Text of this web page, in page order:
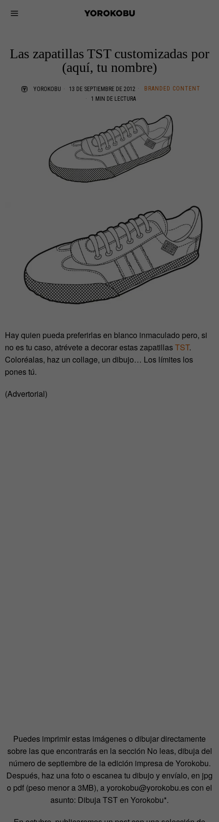
Las zapatillas TST customizadas por
(aquí, tu nombre)
YOROKOBU 13 DE SEPTIEMBRE DE 2012
BRANDED CONTENT
1 MIN DE LECTURA
Hay quien pueda preferirlas en blanco inmaculado pero, si
no es tu caso, atrévete a decorar estas zapatillasTST.
Coloréalas, haz un collage, un dibujo… Los límites los
pones tú.
(Advertorial)
Puedes imprimir estas imágenes o dibujar directamente
sobre las que encontrarás en la sección No leas, dibuja del
número de septiembre de la edición impresa de Yorokobu.
Después, haz una foto o escanea tu dibujo y envíalo, en jpg
o pdf (peso menor a 3MB), a yorokobu@yorokobu.es con el
asunto: Dibuja TST en Yorokobu*.